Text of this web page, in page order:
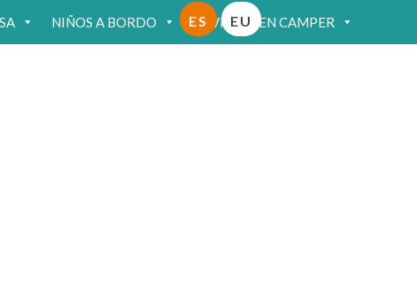
NIÑOS A BORDO VIAJAR EN CAMPER
ES EU